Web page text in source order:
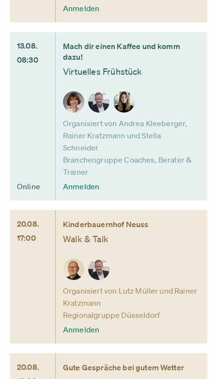
Anmelden
13.08.
08:30
Online
Mach dir einen Kaffee und komm
dazu!
Virtuelles Frühstück
Organisiert von Andrea Kleeberger,
Rainer Kratzmann und Stella
Schneider
Branchengruppe Coaches, Berater &
Trainer
Anmelden
20.08.
17:00
Kinderbauernhof Neuss
Walk & Talk
Organisiert von Lutz Müller und Rainer
Kratzmann
Regionalgruppe Düsseldorf
Anmelden
20.08.
Gute Gespräche bei gutem Wetter